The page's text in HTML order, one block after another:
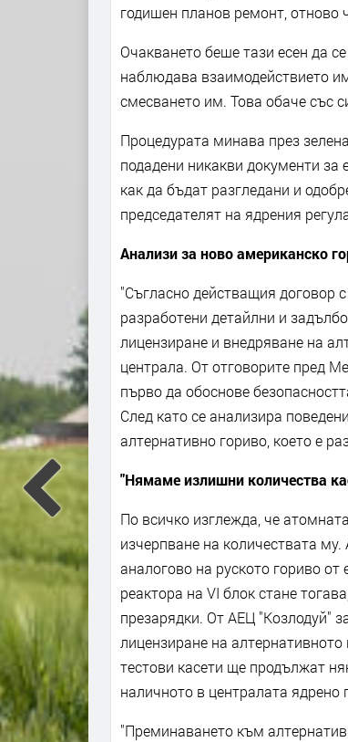
годишен планов ремонт, отново
Очакването беше тази есен да
наблюдава взаимодействието
смесването им. Това обаче със
Процедурата минава през
подадени никакви документи
как да бъдат разгледани и
председателят на ядрения
Анализи за ново американско
"Съгласно действащия договор
разработени детайлни и
лицензиране и внедряване на
централа. От отговорите пред
първо да обоснове
След като се анализира
алтернативно гориво, което е
"Нямаме излишни количества
По всичко изглежда, че
изчерпване на количествата
аналогово на руското гориво
реактора на VІ блок стане
презарядки. От АЕЦ "Козлодуй"
лицензиране на
тестови касети ще продължат
наличното в централата ядрено
"Преминаването към